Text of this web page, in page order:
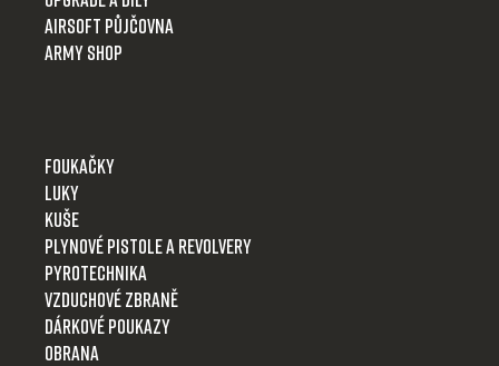
Airsoft půjčovna
Army shop
Foukačky
Luky
Kuše
Plynové pistole a revolvery
Pyrotechnika
Vzduchové zbraně
Dárkové poukazy
Obrana